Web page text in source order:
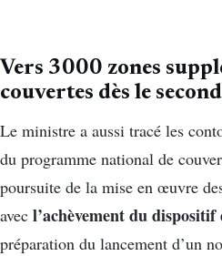
Vers 3000 zones
couvertes dès le
Le ministre a aussi tracé les
du programme national de
poursuite de la mise en œuvre
avec l’achèvement du dispositif
préparation du lancement d’un